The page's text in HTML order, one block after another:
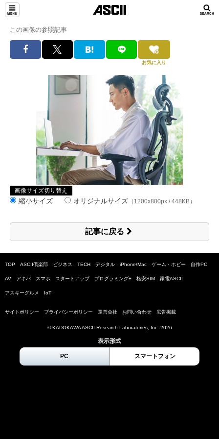
この画像の参照記事
お気に入り
画像サイズ切り替え
縮小サイズ オリジナルサイズ （1200x800px / 448KB）
記事に戻る
TOP ASCII倶楽部 ビジネス TECH デジタル iPhone/Mac ゲーム・ホビー 自作PC
AV アキバ スマホ スタートアップ プログラミング+ 格安SIM 家電ASCII
アスキーグルメ IoT
サイトポリシー プライバシーポリシー 運営会社 お問い合わせ 広告掲載
© KADOKAWA ASCII Research Laboratories, Inc. 2026
表示形式
PC スマートフォン